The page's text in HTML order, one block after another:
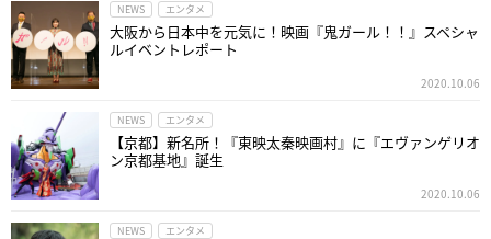
NEWS エンタメ
大阪から日本中を元気に！映画『鬼ガール！！』スペシャ
ルイベントレポート
2020.10.06
NEWS エンタメ
【京都】新名所！『東映太秦映画村』に『エヴァンゲリオ
ン京都基地』誕生
2020.10.06
NEWS エンタメ